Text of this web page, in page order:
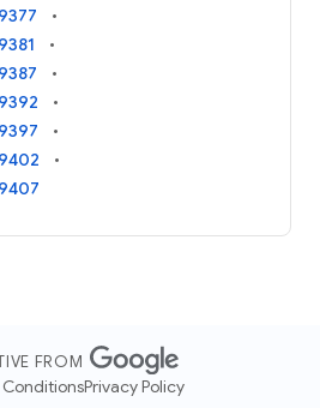
FROM
Privacy Policy